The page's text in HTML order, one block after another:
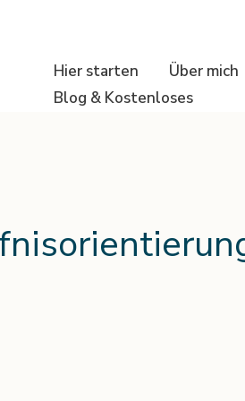
Hier starten Über mich
Blog & Kostenloses